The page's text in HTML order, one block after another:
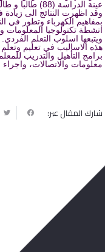
عينة الدراسة (88) طالبا و طالبة للعام الدراسي 2012/2013.
وقد اظهرت النتائج الى زيادة
بمفاهيم الكهرباء وتطور في
انشطة تكنولوجيا المعلومات
ويتبعها اسلوب التعلم
هذه الاساليب في تعليم
برامج التأهيل والتدريب
معلومات والاتصالات،
شارك المقال عبر: